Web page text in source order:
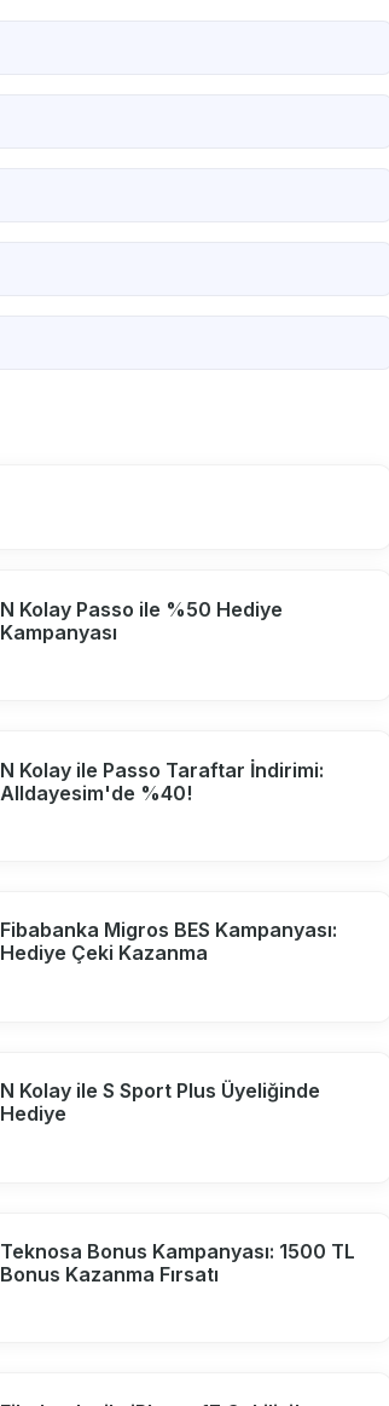
N Kolay Passo ile %50 Hediye
Kampanyası
N Kolay ile Passo Taraftar İndirimi:
Alldayesim'de %40!
Fibabanka Migros BES Kampanyası:
Hediye Çeki Kazanma
N Kolay ile S Sport Plus Üyeliğinde
Hediye
Teknosa Bonus Kampanyası: 1500 TL
Bonus Kazanma Fırsatı